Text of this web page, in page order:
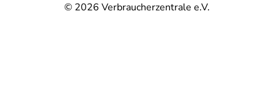
© 2026 Verbraucherzentrale e.V.